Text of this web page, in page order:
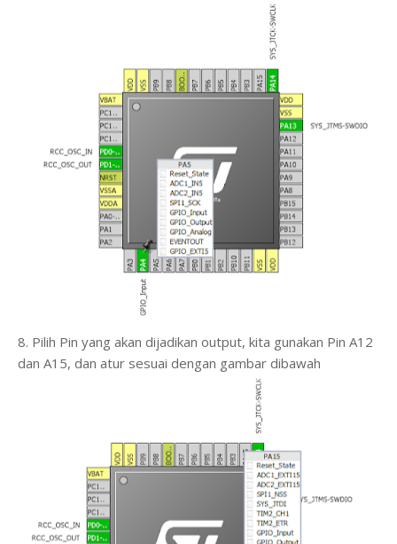
8. Pilih Pin yang akan dijadikan output, kita gunakan Pin A12
dan A15, dan atur sesuai dengan gambar dibawah